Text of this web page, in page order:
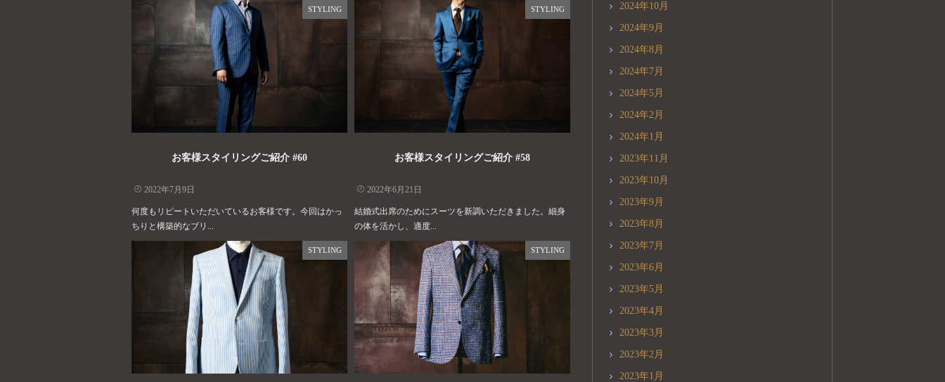
STYLING
お客様スタイリングご紹介 #60
2022年7月9日
何度もリピートいただいているお客様です。今回はかっ
ちりと構築的なブリ...
STYLING
お客様スタイリングご紹介 #58
2022年6月21日
結婚式出席のためにスーツを新調いただきました。細身
の体を活かし、適度...
STYLING STYLING
2024年10月
2024年9月
2024年8月
2024年7月
2024年5月
2024年2月
2024年1月
2023年11月
2023年10月
2023年9月
2023年8月
2023年7月
2023年6月
2023年5月
2023年4月
2023年3月
2023年2月
2023年1月